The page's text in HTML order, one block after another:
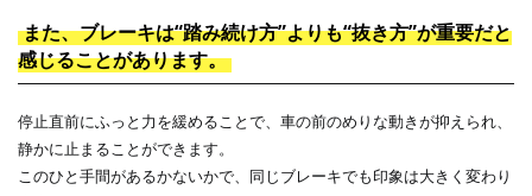
また、ブレーキは“踏み続け方”よりも“抜き方”が重要だと
感じることがあります。
停止直前にふっと力を緩めることで、車の前のめりな動きが抑えられ、
静かに止まることができます。
このひと手間があるかないかで、同じブレーキでも印象は大きく変わり